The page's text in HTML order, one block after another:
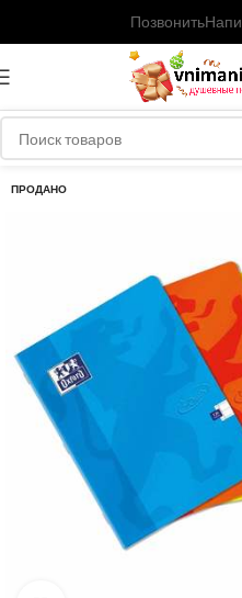
Позвонить
ПРОДАНО